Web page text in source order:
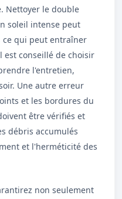
Nettoyer le double
soleil intense peut
ce qui peut entraîner
est conseillé de choisir
l'entretien,
Une autre erreur
et les bordures du
être vérifiés et
débris accumulés
et l'herméticité des
non seulement